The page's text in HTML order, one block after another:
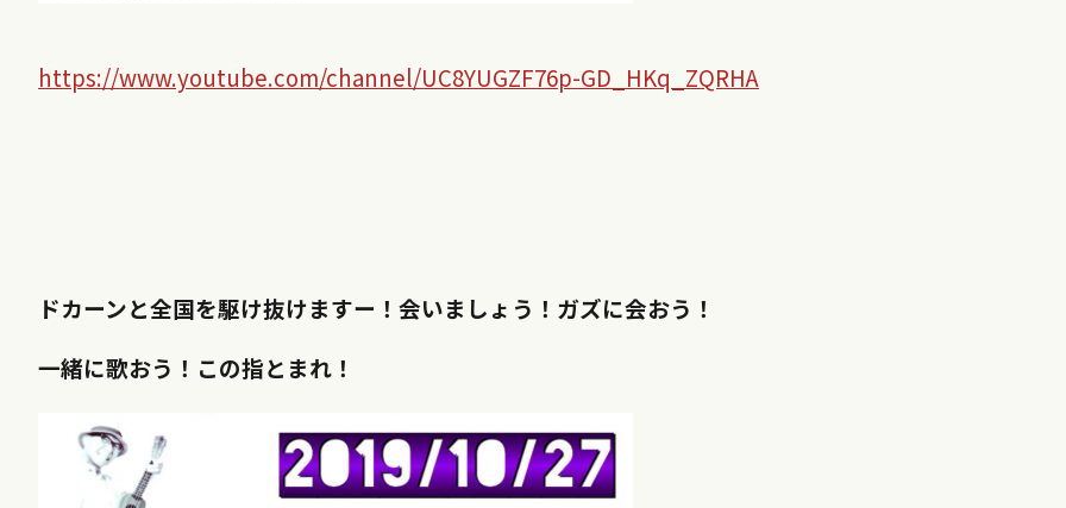
https://www.youtube.com/channel/UC8YUGZF76p-GD_HKq_ZQRHA
ドカーンと全国を駆け抜けますー！会いましょう！ガズに会おう！
一緒に歌おう！ この指とまれ！